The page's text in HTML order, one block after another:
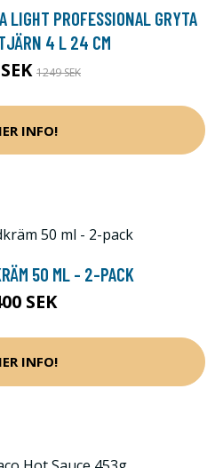
LIGHT PROFESSIONAL GRYTA
4 L 24 CM
1249 SEK
INFO!
50 ML - 2-PACK
SEK
INFO!